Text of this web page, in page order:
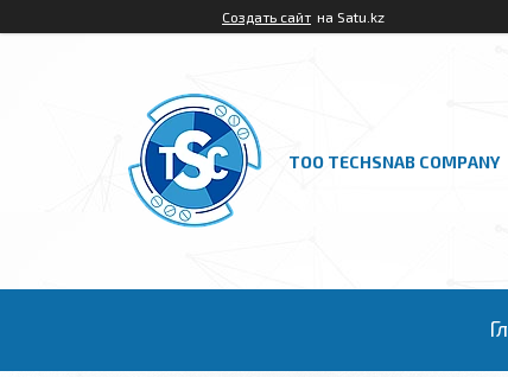
Создать сайт на Satu.kz
ТОО TECHSNAB COMPANY